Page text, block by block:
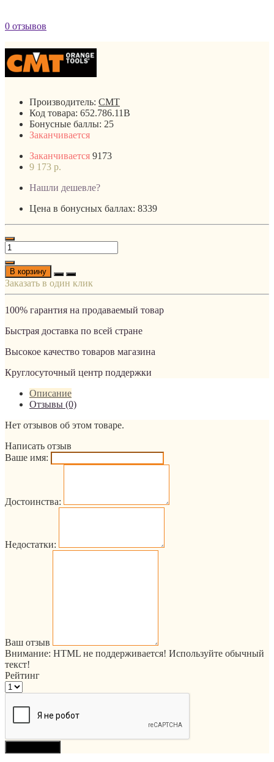
0 отзывов
Производитель: CMT
Код товара: 652.786.11B
Бонусные баллы: 25
Заканчивается
Заканчивается 9173
9 173 р.
Нашли дешевле?
Цена в бонусных баллах: 8339
В корзину
Заказать в один клик
100% гарантия на продаваемый товар
Быстрая доставка по всей стране
Высокое качество товаров магазина
Круглосуточный центр поддержки
Описание
Отзывы (0)
Нет отзывов об этом товаре.
Написать отзыв
Ваше имя:
Достоинства:
Недостатки:
Ваш отзыв
Внимание: HTML не поддерживается! Используйте обычный
текст!
Рейтинг